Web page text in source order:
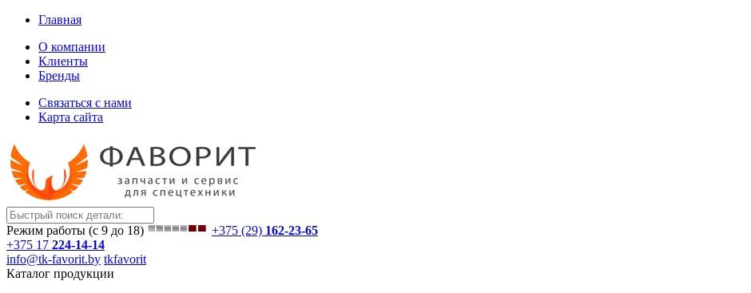
Главная
О компании
Клиенты
Бренды
Связаться с нами
Карта сайта
Режим работы (с 9 до 18) +375 (29) 162-23-65
+375 17 224-14-14
info@tk-favorit.by tkfavorit
Каталог продукции